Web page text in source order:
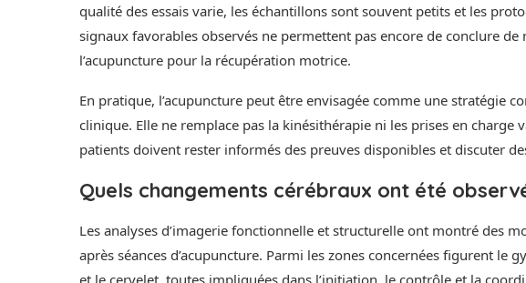
qualité des essais varie, les échantillons sont souvent petits et les
signaux favorables observés ne permettent pas encore de conclure de
l’acupuncture pour la récupération motrice.
En pratique, l’acupuncture peut être envisagée comme une stratégie
clinique. Elle ne remplace pas la kinésithérapie ni les prises en charge
patients doivent rester informés des preuves disponibles et discuter
Quels changements cérébraux ont été
Les analyses d’imagerie fonctionnelle et structurelle ont montré des
après séances d’acupuncture. Parmi les zones concernées figurent le
et le cervelet, toutes impliquées dans l’initiation, le contrôle et la